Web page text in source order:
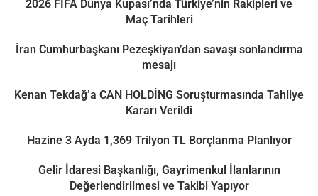
2026 FIFA Dünya Kupası’nda Türkiye’nin Rakipleri ve
Maç Tarihleri
İran Cumhurbaşkanı Pezeşkiyan’dan savaşı sonlandırma
mesajı
Kenan Tekdağ’a CAN HOLDİNG Soruşturmasında Tahliye
Kararı Verildi
Hazine 3 Ayda 1,369 Trilyon TL Borçlanma Planlıyor
Gelir İdaresi Başkanlığı, Gayrimenkul İlanlarının
Değerlendirilmesi ve Takibi Yapıyor